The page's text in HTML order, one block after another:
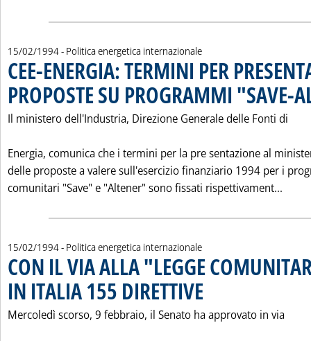
15/02/1994- Politica energetica internazionale
CEE-ENERGIA: TERMINI PER
PROPOSTE SU PROGRAMMI "SAVE-
Il ministero dell'Industria, Direzione Generale delle Fonti di
Energia, comunica che i termini per la pre sentazione al
delle proposte a valere sull'esercizio finanziario 1994 per i
comunitari "Save" e "Altener" sono fissati rispettivament...
15/02/1994- Politica energetica internazionale
CON IL VIA ALLA "LEGGE
IN ITALIA 155 DIRETTIVE
Mercoledì scorso, 9 febbraio, il Senato ha approvato in via